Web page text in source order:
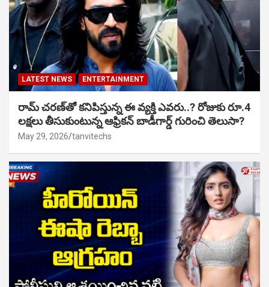
LATEST NEWS ENTERTAINMENT
రామ్ చరణ్‌తో కనిపిస్తున్న ఈ వ్యక్తి ఎవరు..? రోజుకు రూ.4
లక్షలు తీసుకుంటున్న ఆఫ్రికన్ బాడీగార్డ్ గురించి తెలుసా?
May 29, 2026 tanvitechs